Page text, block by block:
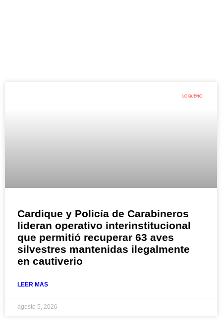
LO BUENO
Cardique y Policía de Carabineros
lideran operativo interinstitucional
que permitió recuperar 63 aves
silvestres mantenidas ilegalmente
en cautiverio
LEER MAS
agosto 5, 2026